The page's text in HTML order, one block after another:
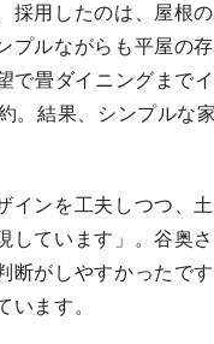
採用したのは、屋根
プルながらも平屋の
で畳ダイニングまで
。結果、シンプルな
インを工夫しつつ、
しています」。谷奥
断がしやすかったで
ます。